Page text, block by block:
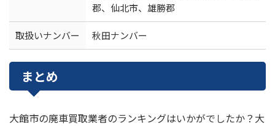
郡、仙北市、雄勝郡
取扱いナンバー 秋田ナンバー
まとめ
大館市の廃車買取業者のランキングはいかがでしたか？大